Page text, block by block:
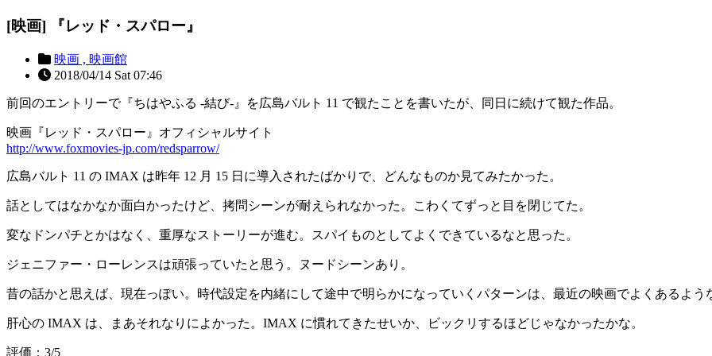
[映画] 『レッド・スパロー』
映画 , 映画館
2018/04/14 Sat 07:46
前回のエントリーで『ちはやふる -結び-』を広島バルト 11 で観たことを書いたが、同日に続けて観た作品。
映画『レッド・スパロー』オフィシャルサイト
http://www.foxmovies-jp.com/redsparrow/
広島バルト 11 の IMAX は昨年 12 月 15 日に導入されたばかりで、どんなものか見てみたかった。
話としてはなかなか面白かったけど、拷問シーンが耐えられなかった。こわくてずっと目を閉じてた。
変なドンパチとかはなく、重厚なストーリーが進む。スパイものとしてよくできているなと思った。
ジェニファー・ローレンスは頑張っていたと思う。ヌードシーンあり。
昔の話かと思えば、現在っぽい。時代設定を内緒にして途中で明らかになっていくパターンは、最近の映画でよくあるよう
肝心の IMAX は、まあそれなりによかった。IMAX に慣れてきたせいか、ビックリするほどじゃなかったかな。
評価：3/5